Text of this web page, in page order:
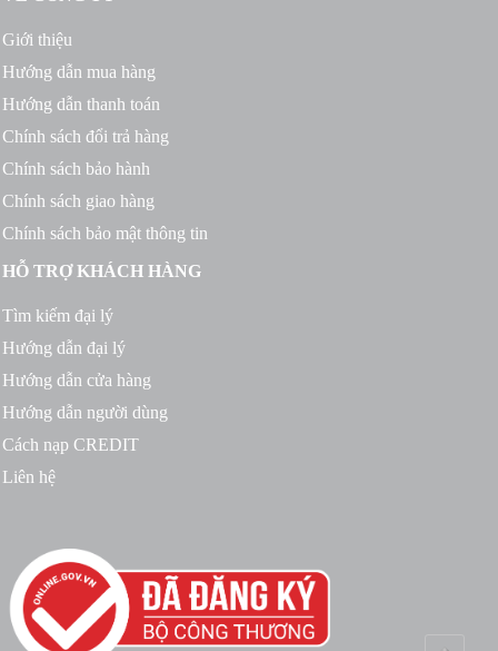
Giới thiệu
Hướng dẫn mua hàng
Hướng dẫn thanh toán
Chính sách đổi trả hàng
Chính sách bảo hành
Chính sách giao hàng
Chính sách bảo mật thông tin
HỖ TRỢ KHÁCH HÀNG
Tìm kiếm đại lý
Hướng dẫn đại lý
Hướng dẫn cửa hàng
Hướng dẫn người dùng
Cách nạp CREDIT
Liên hệ